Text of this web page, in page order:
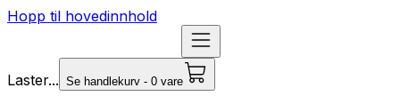
Hopp til hovedinnhold
Laster... Se handlekurv - 0 vare